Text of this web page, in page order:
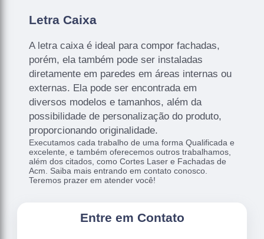
Letra Caixa
A letra caixa é ideal para compor fachadas,
porém, ela também pode ser instaladas
diretamente em paredes em áreas internas ou
externas. Ela pode ser encontrada em
diversos modelos e tamanhos, além da
possibilidade de personalização do produto,
proporcionando originalidade.
Executamos cada trabalho de uma forma Qualificada e
excelente, e também oferecemos outros trabalhamos,
além dos citados, como Cortes Laser e Fachadas de
Acm. Saiba mais entrando em contato conosco.
Teremos prazer em atender você!
Entre em Contato